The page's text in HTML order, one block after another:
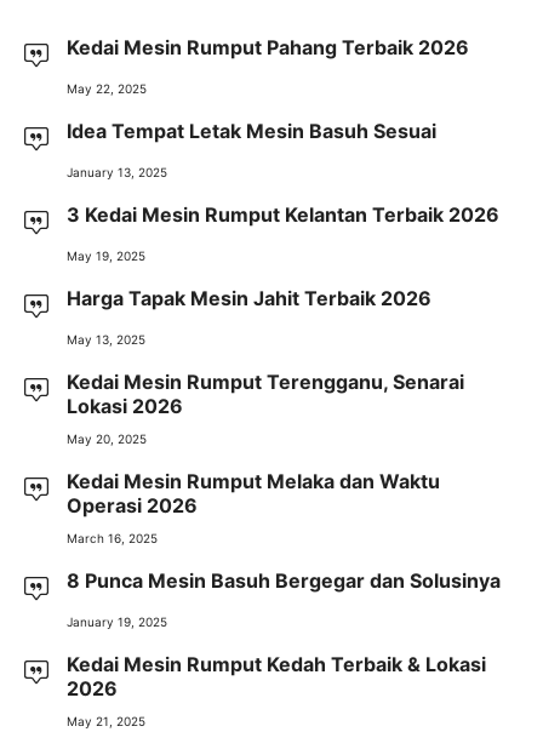
Kedai Mesin Rumput Pahang Terbaik 2026
May 22, 2025
Idea Tempat Letak Mesin Basuh Sesuai
January 13, 2025
3 Kedai Mesin Rumput Kelantan Terbaik 2026
May 19, 2025
Harga Tapak Mesin Jahit Terbaik 2026
May 13, 2025
Kedai Mesin Rumput Terengganu, Senarai
Lokasi 2026
May 20, 2025
Kedai Mesin Rumput Melaka dan Waktu
Operasi 2026
March 16, 2025
8 Punca Mesin Basuh Bergegar dan Solusinya
January 19, 2025
Kedai Mesin Rumput Kedah Terbaik & Lokasi
2026
May 21, 2025